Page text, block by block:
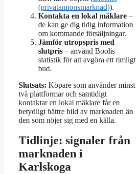
(privatannonsmarknad)).
Kontakta en lokal mäklare –
de kan ge dig tidig information
om kommande försäljningar.
Jämför utropspris med
slutpris – använd Boolis
statistik för att avgöra ett rimligt
bud.
Slutsats: Köpare som använder minst
två plattformar och samtidigt
kontaktar en lokal mäklare får en
betydligt bättre bild av marknaden än
den som nöjer sig med en källa.
Tidlinje: signaler från
marknaden i
Karlskoga